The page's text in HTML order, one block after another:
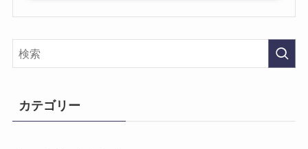
カテゴリー